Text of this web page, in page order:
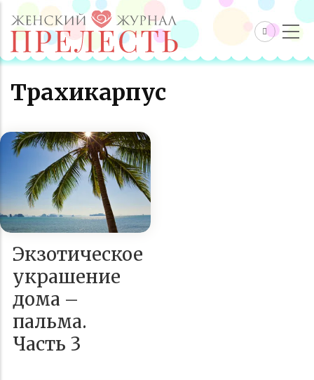
Трахикарпус
Экзотическое
украшение
дома –
пальма.
Часть 3